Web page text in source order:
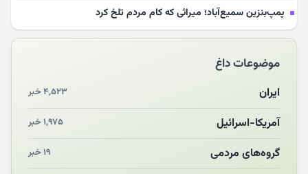
پمپ‌بنزین سمیع‌آباد؛ میراثی که کام مردم تلخ کرد
سلامت آینده‌سازان فوتبال قربانی بی‌توجهی مسئولان
بازخوانی رسانه‌ای اندیشه رهبر شهید
مشهدالرضا آقای شهید ایران را در آغوش کشید
مکن ای صبح طلوع
موضوعات داغ
ایران ۴,۵۲۳ خبر
آمریکا-اسرائیل ۱,۹۷۵ خبر
گروه‌های مردمی ۱۹ خبر